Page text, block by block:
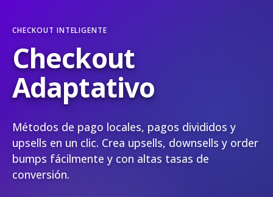
CHECKOUT INTELIGENTE
Checkout
Adaptativo
Métodos de pago locales, pagos divididos y
upsells en un clic. Crea upsells, downsells y order
bumps fácilmente y con altas tasas de
conversión.